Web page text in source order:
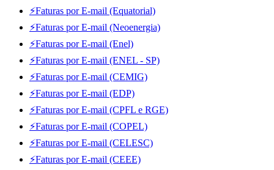
⚡Faturas por E-mail (Equatorial)
⚡Faturas por E-mail (Neoenergia)
⚡Faturas por E-mail (Enel)
⚡Faturas por E-mail (ENEL - SP)
⚡Faturas por E-mail (CEMIG)
⚡Faturas por E-mail (EDP)
⚡Faturas por E-mail (CPFL e RGE)
⚡Faturas por E-mail (COPEL)
⚡Faturas por E-mail (CELESC)
⚡Faturas por E-mail (CEEE)